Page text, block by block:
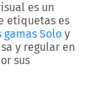
es un
etiquetas es
gamas Solo y
y regular en
sus